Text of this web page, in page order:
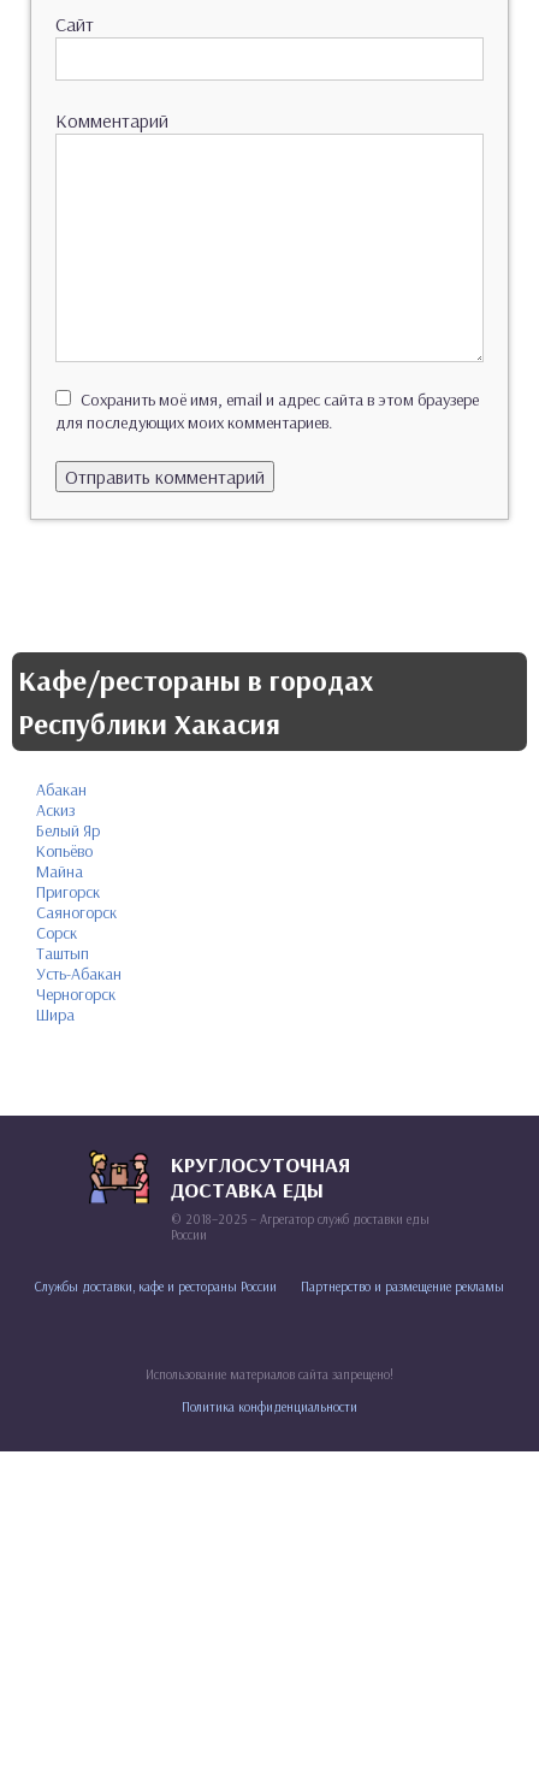
Сайт
Комментарий
Сохранить моё имя, email и адрес сайта в этом браузере
для последующих моих комментариев.
Кафе/рестораны в городах
Республики Хакасия
Абакан
Аскиз
Белый Яр
Копьёво
Майна
Пригорск
Саяногорск
Сорск
Таштып
Усть-Абакан
Черногорск
Шира
КРУГЛОСУТОЧНАЯ
ДОСТАВКА ЕДЫ
© 2018–2025 – Агрегатор служб доставки еды
России
Службы доставки, кафе и рестораны России Партнерство и размещение рекламы
Использование материалов сайта запрещено!
Политика конфиденциальности